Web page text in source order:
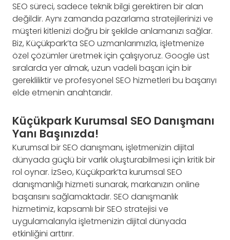
SEO süreci, sadece teknik bilgi gerektiren bir alan
değildir. Aynı zamanda pazarlama stratejilerinizi ve
müşteri kitlenizi doğru bir şekilde anlamanızı sağlar.
Biz, Küçükpark’ta SEO uzmanlarımızla, işletmenize
özel çözümler üretmek için çalışıyoruz. Google üst
sıralarda yer almak, uzun vadeli başarı için bir
gerekliliktir ve profesyonel SEO hizmetleri bu başarıyı
elde etmenin anahtarıdır.
Küçükpark Kurumsal SEO Danışmanı
Yanı Başınızda!
Kurumsal bir SEO danışmanı, işletmenizin dijital
dünyada güçlü bir varlık oluşturabilmesi için kritik bir
rol oynar. İzSeo, Küçükpark’ta kurumsal SEO
danışmanlığı hizmeti sunarak, markanızın online
başarısını sağlamaktadır. SEO danışmanlık
hizmetimiz, kapsamlı bir SEO stratejisi ve
uygulamalarıyla işletmenizin dijital dünyada
etkinliğini arttırır.